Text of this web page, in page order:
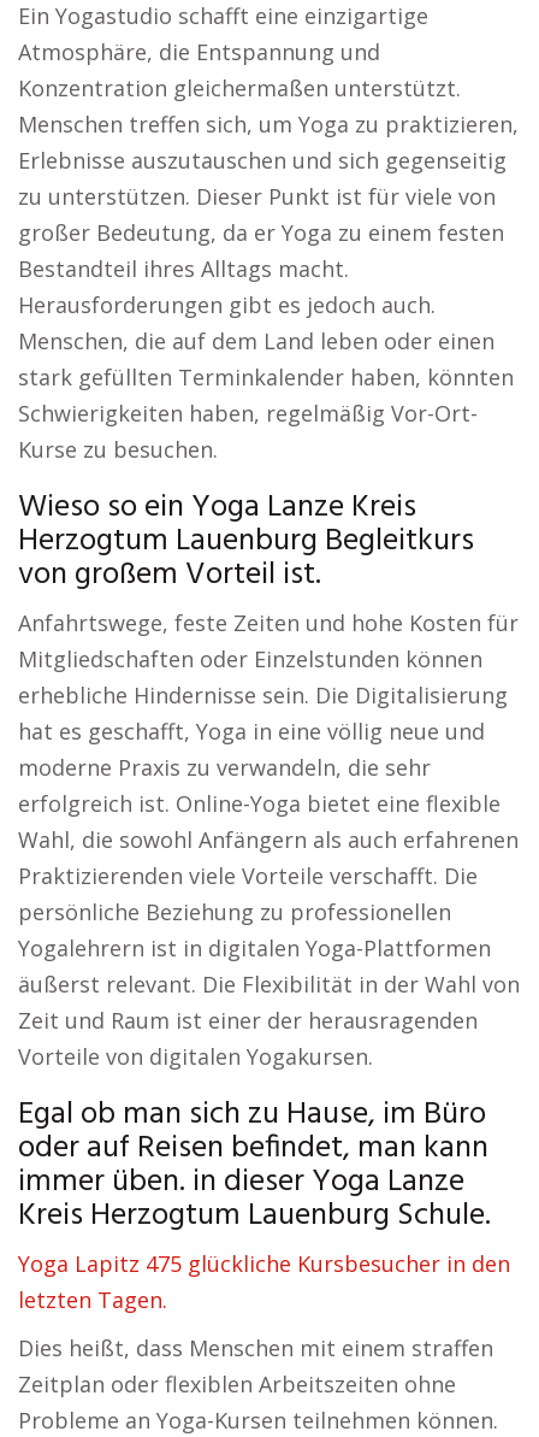
Ein Yogastudio schafft eine einzigartige
Atmosphäre, die Entspannung und
Konzentration gleichermaßen unterstützt.
Menschen treffen sich, um Yoga zu praktizieren,
Erlebnisse auszutauschen und sich gegenseitig
zu unterstützen. Dieser Punkt ist für viele von
großer Bedeutung, da er Yoga zu einem festen
Bestandteil ihres Alltags macht.
Herausforderungen gibt es jedoch auch.
Menschen, die auf dem Land leben oder einen
stark gefüllten Terminkalender haben, könnten
Schwierigkeiten haben, regelmäßig Vor-Ort-
Kurse zu besuchen.
Wieso so ein Yoga Lanze Kreis
Herzogtum Lauenburg Begleitkurs
von großem Vorteil ist.
Anfahrtswege, feste Zeiten und hohe Kosten für
Mitgliedschaften oder Einzelstunden können
erhebliche Hindernisse sein. Die Digitalisierung
hat es geschafft, Yoga in eine völlig neue und
moderne Praxis zu verwandeln, die sehr
erfolgreich ist. Online-Yoga bietet eine flexible
Wahl, die sowohl Anfängern als auch erfahrenen
Praktizierenden viele Vorteile verschafft. Die
persönliche Beziehung zu professionellen
Yogalehrern ist in digitalen Yoga-Plattformen
äußerst relevant. Die Flexibilität in der Wahl von
Zeit und Raum ist einer der herausragenden
Vorteile von digitalen Yogakursen.
Egal ob man sich zu Hause, im Büro
oder auf Reisen befindet, man kann
immer üben. in dieser Yoga Lanze
Kreis Herzogtum Lauenburg Schule.
Yoga Lapitz 475 glückliche Kursbesucher in den
letzten Tagen.
Dies heißt, dass Menschen mit einem straffen
Zeitplan oder flexiblen Arbeitszeiten ohne
Probleme an Yoga-Kursen teilnehmen können.